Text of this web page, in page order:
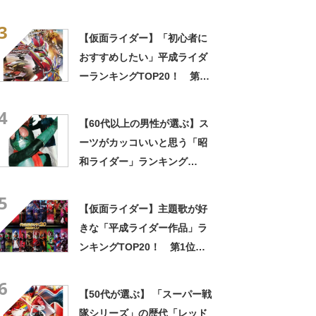
【仮面ライダー】「初心者に
おすすめしたい」平成ライダ
ーランキングTOP20！ 第1
【60代以上の男性が選ぶ】ス
ーツがカッコいいと思う「昭
和ライダー」ランキング
【仮面ライダー】主題歌が好
きな「平成ライダー作品」ラ
ンキングTOP20！ 第1位は
【50代が選ぶ】 「スーパー戦
隊シリーズ」の歴代「レッド